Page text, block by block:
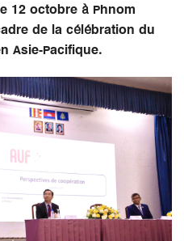
12 octobre à Phnom
de la célébration du
Asie-Pacifique.